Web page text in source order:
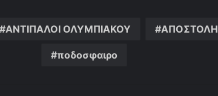
ΑΝΤΙΠΑΛΟΙ ΟΛΥΜΠΙΑΚΟΥ ΑΠΟΣΤΟΛΗ
ποδοσφαιρο